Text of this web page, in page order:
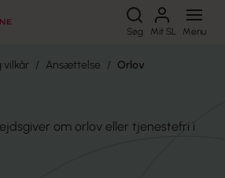
Søg Mit SL Menu
Søg
vilkår Ansættelse Orlov
om orlov eller tjenestefri i